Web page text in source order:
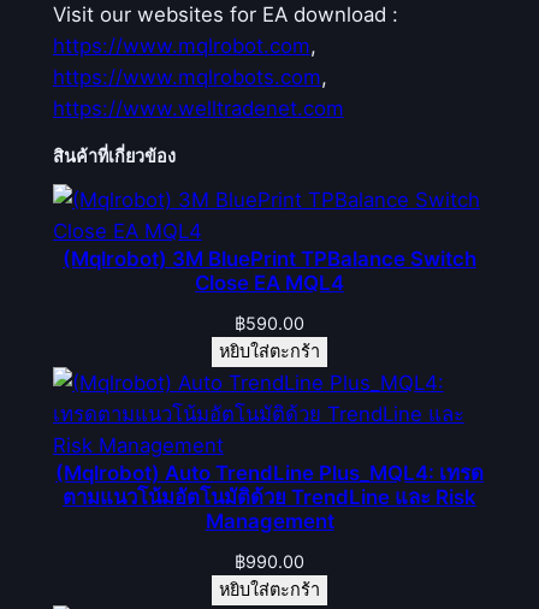
Visit our websites for EA download :
https://www.mqlrobot.com,
https://www.mqlrobots.com,
https://www.welltradenet.com
สินค้าที่เกี่ยวข้อง
(Mqlrobot) 3M BluePrint TPBalance Switch
Close EA MQL4
฿590.00
หยิบใส่ตะกร้า
(Mqlrobot) Auto TrendLine Plus_MQL4: เทรด
ตามแนวโน้มอัตโนมัติด้วย TrendLine และ Risk
Management
฿990.00
หยิบใส่ตะกร้า